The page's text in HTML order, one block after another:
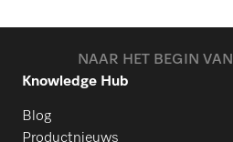
NAAR HET BEGIN
Knowledge Hub
Blog
Productnieuws